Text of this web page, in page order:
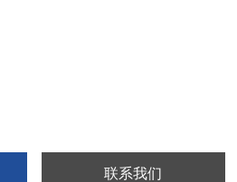
联系我们